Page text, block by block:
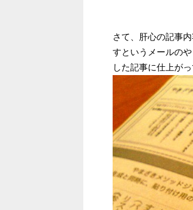
さて、肝心の記事
すというメールの
した記事に仕上が